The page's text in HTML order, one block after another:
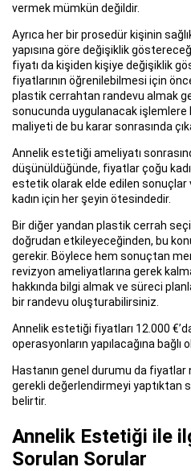
vermek mümkün değildir.
Ayrıca her bir prosedür kişinin
yapısına göre değişiklik
fiyatı da kişiden kişiye değişiklik
fiyatlarının öğrenilebilmesi için
plastik cerrahtan randevu almak
sonucunda uygulanacak işlemlere
maliyeti de bu karar sonrasında
Annelik estetiği ameliyatı
düşünüldüğünde, fiyatlar çoğu
estetik olarak elde edilen sonuçlar
kadın için her şeyin ötesindedir.
Bir diğer yandan plastik cerrah
doğrudan etkileyeceğinden, bu
gerekir. Böylece hem sonuçtan
revizyon ameliyatlarına gerek
hakkında bilgi almak ve süreci
bir randevu oluşturabilirsiniz.
Annelik estetiği fiyatları 12.000
operasyonların yapılacağına bağlı
Hastanın genel durumu da fiyatlar
gerekli değerlendirmeyi yaptıktan
belirtir.
Annelik Estetiği ile
Sorulan Sorular